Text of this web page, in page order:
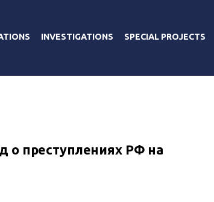
INVESTIGATIONS SPECIAL PROJECTS
о преступлениях РФ на